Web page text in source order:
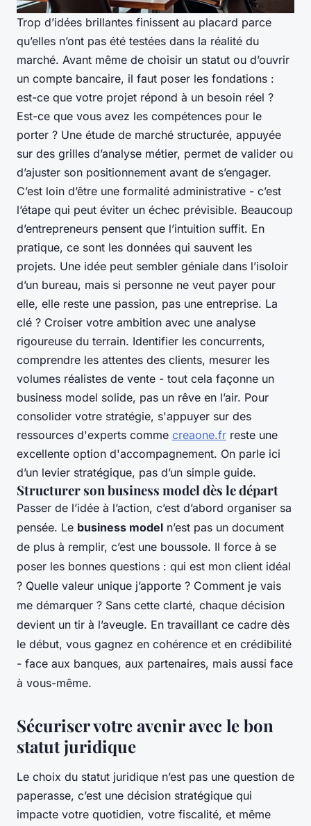
Trop d’idées brillantes finissent au placard parce
qu’elles n’ont pas été testées dans la réalité du
marché. Avant même de choisir un statut ou d’ouvrir
un compte bancaire, il faut poser les fondations :
est-ce que votre projet répond à un besoin réel ?
Est-ce que vous avez les compétences pour le
porter ? Une étude de marché structurée, appuyée
sur des grilles d’analyse métier, permet de valider ou
d’ajuster son positionnement avant de s’engager.
C’est loin d’être une formalité administrative - c’est
l’étape qui peut éviter un échec prévisible. Beaucoup
d’entrepreneurs pensent que l’intuition suffit. En
pratique, ce sont les données qui sauvent les
projets. Une idée peut sembler géniale dans l’isoloir
d’un bureau, mais si personne ne veut payer pour
elle, elle reste une passion, pas une entreprise. La
clé ? Croiser votre ambition avec une analyse
rigoureuse du terrain. Identifier les concurrents,
comprendre les attentes des clients, mesurer les
volumes réalistes de vente - tout cela façonne un
business model solide, pas un rêve en l’air. Pour
consolider votre stratégie, s'appuyer sur des
ressources d'experts comme creaone.fr reste une
excellente option d'accompagnement. On parle ici
d’un levier stratégique, pas d’un simple guide.
Structurer son business model dès le départ
Passer de l’idée à l’action, c’est d’abord organiser sa
pensée. Le business model n’est pas un document
de plus à remplir, c’est une boussole. Il force à se
poser les bonnes questions : qui est mon client idéal
? Quelle valeur unique j’apporte ? Comment je vais
me démarquer ? Sans cette clarté, chaque décision
devient un tir à l’aveugle. En travaillant ce cadre dès
le début, vous gagnez en cohérence et en crédibilité
- face aux banques, aux partenaires, mais aussi face
à vous-même.
Sécuriser votre avenir avec le bon
statut juridique
Le choix du statut juridique n’est pas une question de
paperasse, c’est une décision stratégique qui
impacte votre quotidien, votre fiscalité, et même